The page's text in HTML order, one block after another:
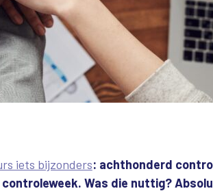
iets bijzonders: achthonderd
Was die nuttig?